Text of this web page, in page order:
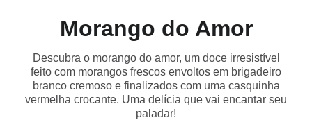
Morango do Amor
Descubra o morango do amor, um doce irresistível
feito com morangos frescos envoltos em brigadeiro
branco cremoso e finalizados com uma casquinha
vermelha crocante. Uma delícia que vai encantar seu
paladar!